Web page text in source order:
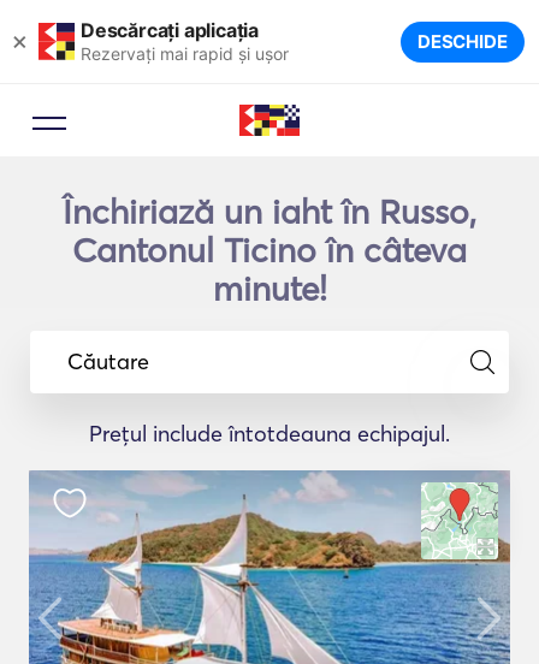
× Descărcați aplicația
Rezervați mai rapid și ușor DESCHIDE
Închiriază un iaht în Russo,
Cantonul Ticino în câteva
minute!
Căutare
Prețul include întotdeauna echipajul.